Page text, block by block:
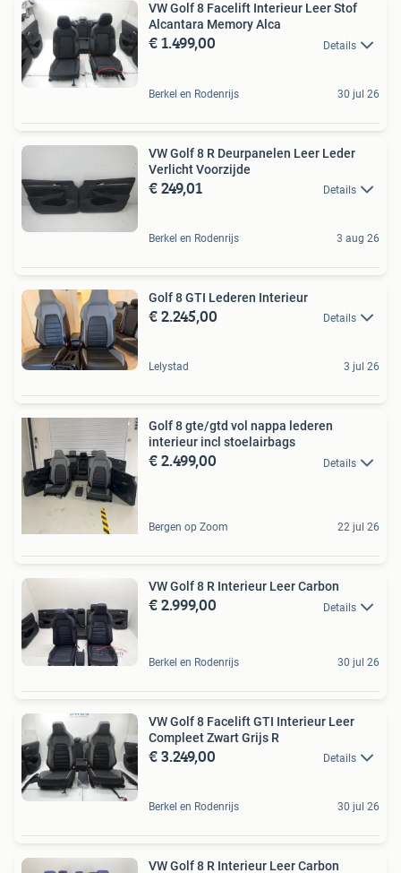
VW Golf 8 Facelift Interieur Leer Stof
Alcantara Memory Alca
€ 1.499,00 Details
Berkel en Rodenrijs 30 jul 26
VW Golf 8 R Deurpanelen Leer Leder
Verlicht Voorzijde
€ 249,01 Details
Berkel en Rodenrijs 3 aug 26
Golf 8 GTI Lederen Interieur
€ 2.245,00 Details
Lelystad 3 jul 26
Golf 8 gte/gtd vol nappa lederen
interieur incl stoelairbags
€ 2.499,00 Details
Bergen op Zoom 22 jul 26
VW Golf 8 R Interieur Leer Carbon
€ 2.999,00 Details
Berkel en Rodenrijs 30 jul 26
VW Golf 8 Facelift GTI Interieur Leer
Compleet Zwart Grijs R
€ 3.249,00 Details
Berkel en Rodenrijs 30 jul 26
VW Golf 8 R Interieur Leer Carbon